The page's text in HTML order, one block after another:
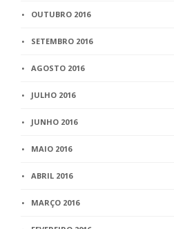
OUTUBRO 2016
SETEMBRO 2016
AGOSTO 2016
JULHO 2016
JUNHO 2016
MAIO 2016
ABRIL 2016
MARÇO 2016